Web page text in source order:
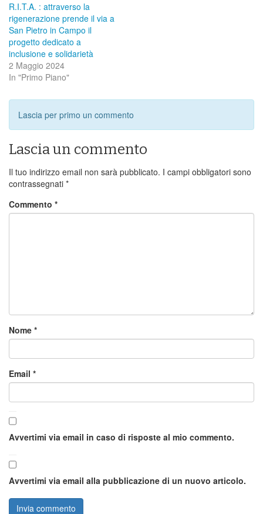
R.I.T.A. : attraverso la
rigenerazione prende il via a
San Pietro in Campo il
progetto dedicato a
inclusione e solidarietà
2 Maggio 2024
In "Primo Piano"
Lascia per primo un commento
Lascia un commento
Il tuo indirizzo email non sarà pubblicato. I campi obbligatori sono
contrassegnati *
Commento *
Nome *
Email *
Avvertimi via email in caso di risposte al mio commento.
Avvertimi via email alla pubblicazione di un nuovo articolo.